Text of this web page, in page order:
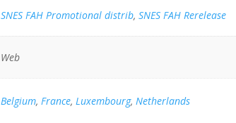
SNES FAH Promotional distrib, SNES FAH Rerelease
Web
Belgium, France, Luxembourg, Netherlands